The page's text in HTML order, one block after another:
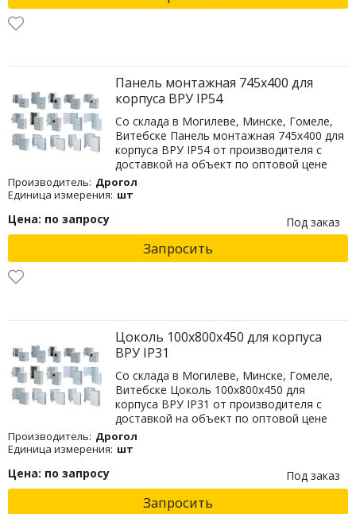
Панель монтажная 745х400 для
корпуса ВРУ IP54
Со склада в Могилеве, Минске, Гомеле,
Витебске Панель монтажная 745х400 для
корпуса ВРУ IP54 от производителя с
доставкой на объект по оптовой цене
Производитель: Дрогол
Единица измерения: шт
Цена: по запросу Под заказ
Запросить
Цоколь 100х800х450 для корпуса
ВРУ IP31
Со склада в Могилеве, Минске, Гомеле,
Витебске Цоколь 100х800х450 для
корпуса ВРУ IP31 от производителя с
доставкой на объект по оптовой цене
Производитель: Дрогол
Единица измерения: шт
Цена: по запросу Под заказ
Запросить